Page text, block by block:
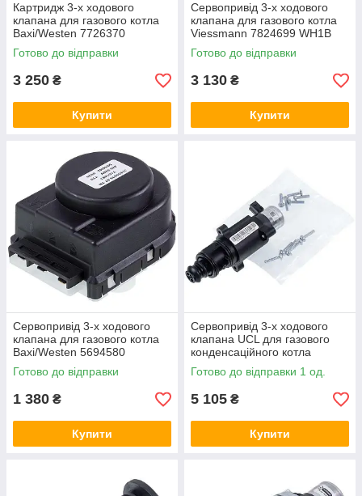
Картридж 3-х ходового
клапана для газового котла
Baxi/Westen 7726370
Готово до відправки
3 250 ₴
Купити
Сервопривід 3-х ходового
клапана для газового котла
Viessmann 7824699 WH1B
Готово до відправки
3 130 ₴
Купити
Сервопривід 3-х ходового
клапана для газового котла
Baxi/Westen 5694580
Готово до відправки
1 380 ₴
Купити
Сервопривід 3-х ходового
клапана UCL для газового
конденсаційного котла
Viessmann 7858946
Готово до відправки 1 од.
5 105 ₴
Купити